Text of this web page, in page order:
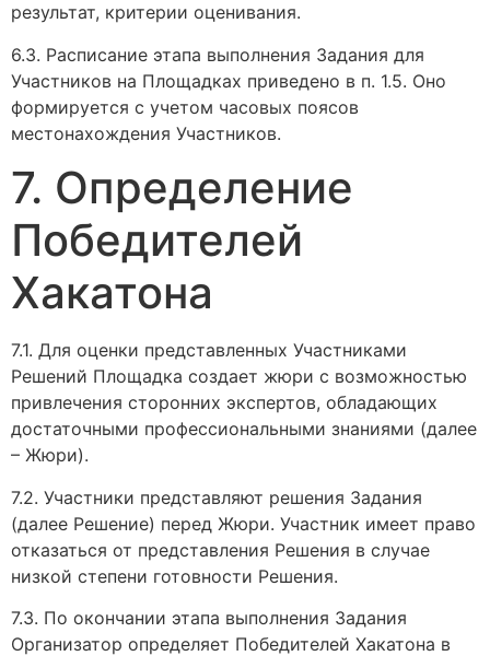
результат, критерии оценивания.
6.3. Расписание этапа выполнения Задания для
Участников на Площадках приведено в п. 1.5. Оно
формируется с учетом часовых поясов
местонахождения Участников.
7. Определение
Победителей
Хакатона
7.1. Для оценки представленных Участниками
Решений Площадка создает жюри с возможностью
привлечения сторонних экспертов, обладающих
достаточными профессиональными знаниями (далее
– Жюри).
7.2. Участники представляют решения Задания
(далее Решение) перед Жюри. Участник имеет право
отказаться от представления Решения в случае
низкой степени готовности Решения.
7.3. По окончании этапа выполнения Задания
Организатор определяет Победителей Хакатона в